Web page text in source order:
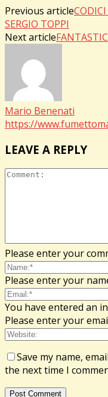
Previous article
SERGIO TOPPI
Next article
Mario Benenati
https://
LEAVE A REPLY
Please enter your
Please enter your
You have entered an
Please enter your
Save my name,
the next time I